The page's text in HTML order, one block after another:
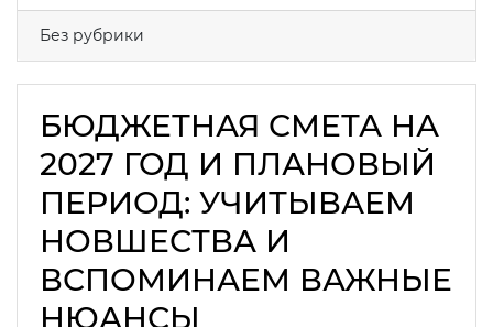
Без рубрики
БЮДЖЕТНАЯ СМЕТА НА
2027 ГОД И ПЛАНОВЫЙ
ПЕРИОД: УЧИТЫВАЕМ
НОВШЕСТВА И
ВСПОМИНАЕМ ВАЖНЫЕ
НЮАНСЫ